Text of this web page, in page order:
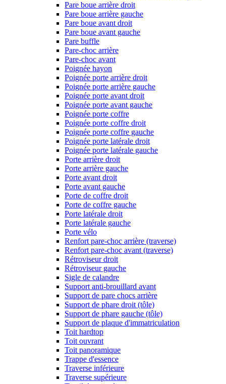
Pare boue arrière droit
Pare boue arrière gauche
Pare boue avant droit
Pare boue avant gauche
Pare buffle
Pare-choc arrière
Pare-choc avant
Poignée hayon
Poignée porte arrière droit
Poignée porte arrière gauche
Poignée porte avant droit
Poignée porte avant gauche
Poignée porte coffre
Poignée porte coffre droit
Poignée porte coffre gauche
Poignée porte latérale droit
Poignée porte latérale gauche
Porte arrière droit
Porte arrière gauche
Porte avant droit
Porte avant gauche
Porte de coffre droit
Porte de coffre gauche
Porte latérale droit
Porte latérale gauche
Porte vélo
Renfort pare-choc arrière (traverse)
Renfort pare-choc avant (traverse)
Rétroviseur droit
Rétroviseur gauche
Sigle de calandre
Support anti-brouillard avant
Support de pare chocs arrière
Support de phare droit (tôle)
Support de phare gauche (tôle)
Support de plaque d'immatriculation
Toit hardtop
Toit ouvrant
Toit panoramique
Trappe d'essence
Traverse inférieure
Traverse supérieure